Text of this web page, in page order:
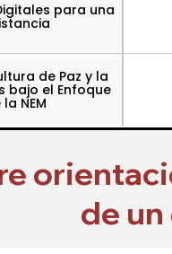
para una
de Paz y la
bajo el Enfoque
NEM
de